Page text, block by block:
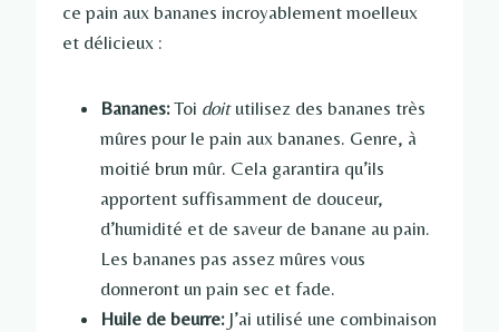
ce pain aux bananes incroyablement moelleux
et délicieux :
Bananes:Toi doitutilisez des bananes très
mûres pour le pain aux bananes. Genre, à
moitié brun mûr. Cela garantira qu’ils
apportent suffisamment de douceur,
d’humidité et de saveur de banane au pain.
Les bananes pas assez mûres vous
donneront un pain sec et fade.
Huile de beurre:J’ai utilisé une combinaison